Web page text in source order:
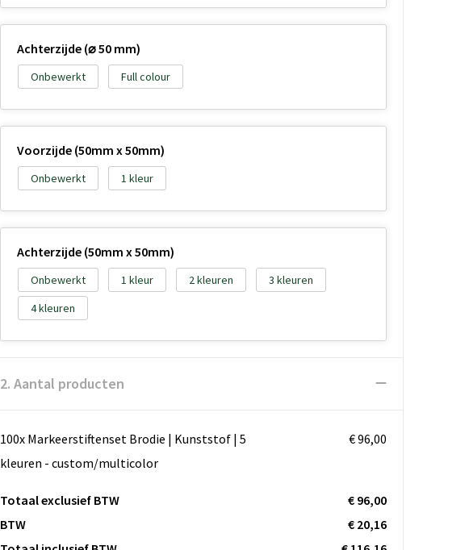
Achterzijde (⌀ 50 mm)
Onbewerkt Full colour
Voorzijde (50mm x 50mm)
Onbewerkt 1
Achterzijde (50mm x 50mm)
Onbewerkt 1 2
3
4
2. Aantal producten
100x Markeerstiftenset Brodie | Kunststof | 5
kleuren - custom/multicolor
€ 96,00
Totaal exclusief BTW
€ 96,00
BTW
€ 20,16